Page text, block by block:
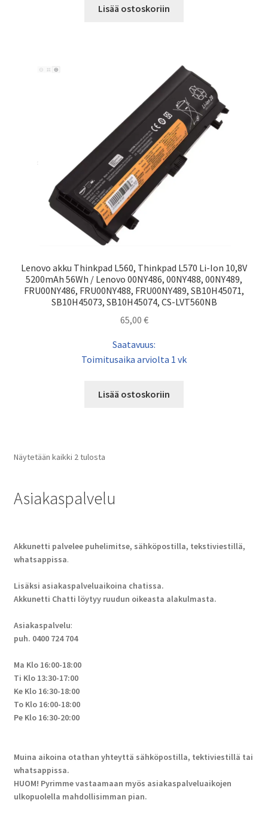
Lisää ostoskoriin
Lenovo akku Thinkpad L560, Thinkpad L570 Li-Ion 10,8V
5200mAh 56Wh / Lenovo 00NY486, 00NY488, 00NY489,
FRU00NY486, FRU00NY488, FRU00NY489, SB10H45071,
SB10H45073, SB10H45074, CS-LVT560NB
65,00 €
Saatavuus:
Toimitusaika arviolta 1 vk
Lisää ostoskoriin
Näytetään kaikki 2 tulosta
Asiakaspalvelu
Akkunetti palvelee puhelimitse, sähköpostilla, tekstiviestillä,
whatsappissa.
Lisäksi asiakaspalveluaikoina chatissa.
Akkunetti Chatti löytyy ruudun oikeasta alakulmasta.
Asiakaspalvelu:
puh. 0400 724 704
Ma Klo 16:00-18:00
Ti Klo 13:30-17:00
Ke Klo 16:30-18:00
To Klo 16:00-18:00
Pe Klo 16:30-20:00
Muina aikoina otathan yhteyttä sähköpostilla, tektiviestillä tai
whatsappissa.
HUOM! Pyrimme vastaamaan myös asiakaspalveluaikojen
ulkopuolella mahdollisimman pian.